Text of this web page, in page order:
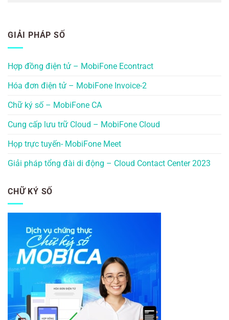
GIẢI PHÁP SỐ
Hợp đồng điện tử – MobiFone Econtract
Hóa đơn điện tử – MobiFone Invoice-2
Chữ ký số – MobiFone CA
Cung cấp lưu trữ Cloud – MobiFone Cloud
Họp trực tuyến- MobiFone Meet
Giải pháp tổng đài di động – Cloud Contact Center 2023
CHỮ KÝ SỐ